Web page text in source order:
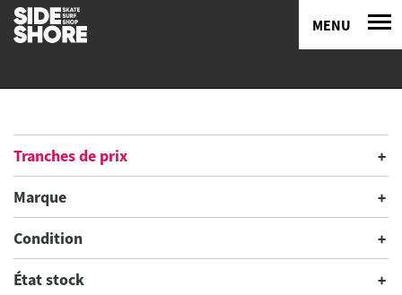
MENU
Tranches de prix
Marque
Condition
État stock